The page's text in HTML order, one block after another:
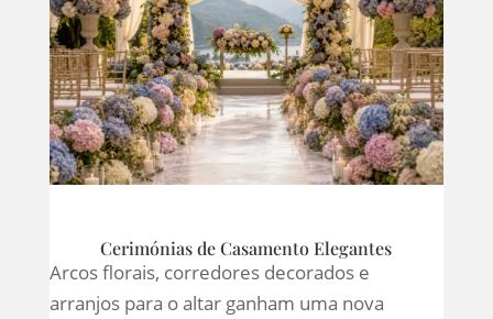
Cerimónias de Casamento Elegantes
Arcos florais, corredores decorados e
arranjos para o altar ganham uma nova